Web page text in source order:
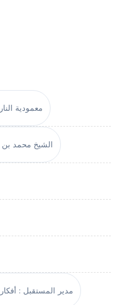
معمودية
الشيخ محمد بن
مدير المستقبل :